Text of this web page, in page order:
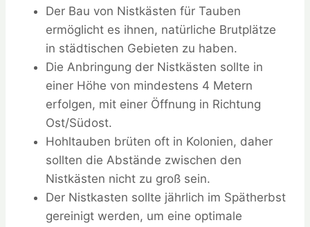
Der Bau von Nistkästen für Tauben
ermöglicht es ihnen, natürliche Brutplätze
in städtischen Gebieten zu haben.
Die Anbringung der Nistkästen sollte in
einer Höhe von mindestens 4 Metern
erfolgen, mit einer Öffnung in Richtung
Ost/Südost.
Hohltauben brüten oft in Kolonien, daher
sollten die Abstände zwischen den
Nistkästen nicht zu groß sein.
Der Nistkasten sollte jährlich im Spätherbst
gereinigt werden, um eine optimale